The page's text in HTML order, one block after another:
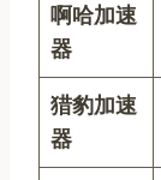
啊哈加速
器
猎豹加速
器